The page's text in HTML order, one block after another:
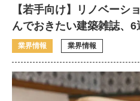
【若手向け】リノベーシ
んでおきたい建築雑誌、6
業界情報 業界情報